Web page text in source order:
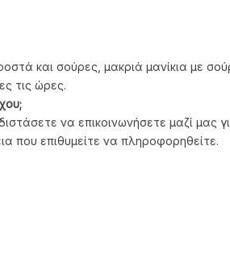
και σούρες, μακριά μανίκια με
τις ώρες.
να επικοινωνήσετε μαζί μας
που επιθυμείτε να πληροφορηθείτε.